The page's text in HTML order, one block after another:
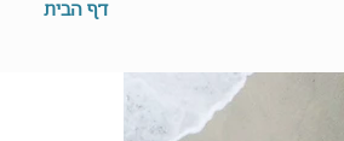
דף הבית